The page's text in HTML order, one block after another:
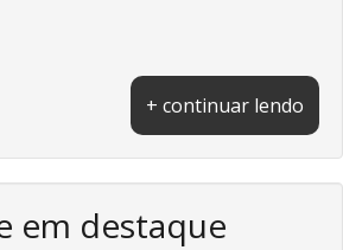
+ continuar lendo
em destaque